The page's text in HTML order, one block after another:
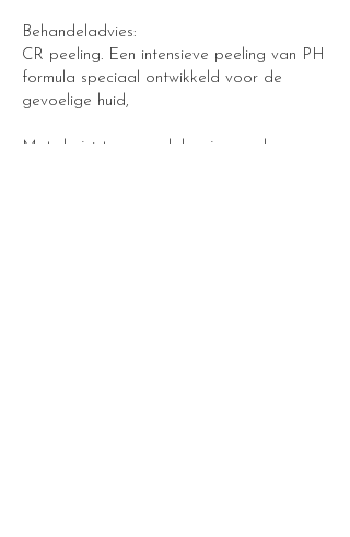
Behandeladvies:
CR peeling. Een intensieve peeling van PH
formula speciaal ontwikkeld voor de
gevoelige huid,
Met de juiste aanpak kun je zowel een